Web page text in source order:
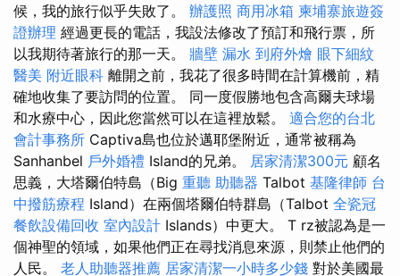
候，我的旅行似乎失敗了。 辦護照 商用冰箱 柬埔寨旅遊簽
證辦理 經過更長的電話，我設法修改了預訂和飛行票，所
以我期待著旅行的那一天。 牆壁 漏水 到府外燴 眼下細紋
醫美 附近眼科 離開之前，我花了很多時間在計算機前，精
確地收集了要訪問的位置。 同一度假勝地包含高爾夫球場
和水療中心，因此您當然可以在這裡放鬆。 適合您的台北
會計事務所 Captiva島也位於邁耶堡附近，通常被稱為
Sanhanbel 戶外婚禮 Island的兄弟。 居家清潔300元 顧名
思義，大塔爾伯特島（Big 重聽 助聽器 Talbot 基隆律師 台
中撥筋療程 Island）在兩個塔爾伯特群島（Talbot 全瓷冠
餐飲設備回收 室內設計 Islands）中更大。 T rz被認為是一
個神聖的領域，如果他們正在尋找消息來源，則禁止他們的
人民。 老人助聽器推薦 居家清潔一小時多少錢 對於美國最